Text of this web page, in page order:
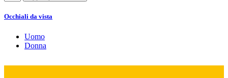
Occhiali da vista
Uomo
Donna